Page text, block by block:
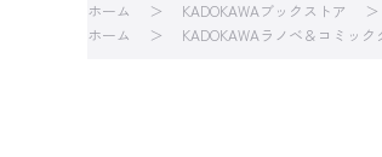
ホーム KADOKAWAブックストア
ホーム
KADOKAWAラノベ＆コミック